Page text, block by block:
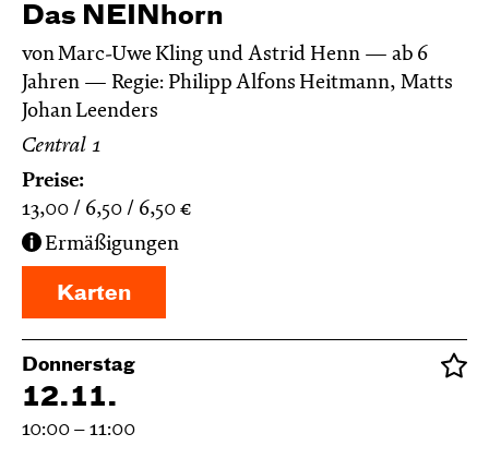
Das NEIN­horn
von Marc-Uwe Kling und Astrid Henn
ab 6
Jahren
Regie: Philipp Alfons Heitmann, Matts
Johan Leenders
Central 1
Preise:
13,00
6,50 6,50 €
Ermäßigungen
Karten
Donnerstag
12.11.
10:00 – 11:00